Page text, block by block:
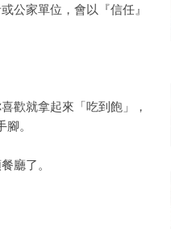
公家單位，會以『信任』
歡就拿起來「吃到飽」，
。
廳了。